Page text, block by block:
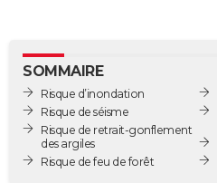
GUIDES D'ACHAT
BONS PLANS
CARTE DE VOEUX
Carte de Noël
Carte Bonne année
Carte Saint-Valentin
Carte Pâques
Carte d'anniversaire
DICTIONNAIRE
SOMMAIRE
Risque d’inondation
Risque de séisme
Risque de retrait-gonflement
des argiles
Risque de feu de forêt